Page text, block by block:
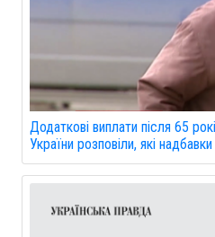
Додаткові виплати після 65
України розповіли, які